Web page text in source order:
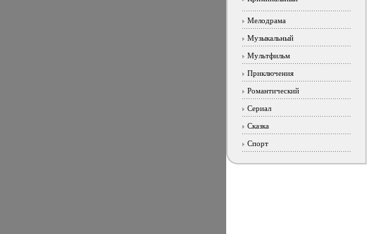
Мелодрама
Музыкальный
Мультфильм
Приключения
Романтический
Сериал
Сказка
Спорт